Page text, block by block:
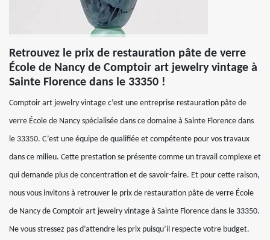
Retrouvez le prix de restauration pâte de verre
École de Nancy de Comptoir art jewelry vintage à
Sainte Florence dans le 33350 !
Comptoir art jewelry vintage c’est une entreprise restauration pâte de
verre École de Nancy spécialisée dans ce domaine à Sainte Florence dans
le 33350. C’est une équipe de qualifiée et compétente pour vos travaux
dans ce milieu. Cette prestation se présente comme un travail complexe et
qui demande plus de concentration et de savoir-faire. Et pour cette raison,
nous vous invitons à retrouver le prix de restauration pâte de verre École
de Nancy de Comptoir art jewelry vintage à Sainte Florence dans le 33350.
Ne vous stressez pas d’attendre les prix puisqu’il respecte votre budget.